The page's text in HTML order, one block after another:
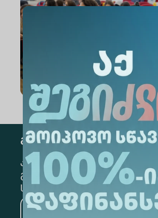
გამოწერა
კონკრეტული მიმართულების
გამოსაწერად, მონიშნეთ
სექცია
მედიცინა